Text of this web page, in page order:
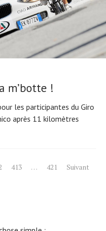
m’botte !
les participantes du Giro
après 11 kilomètres
413 … 421 Suivant